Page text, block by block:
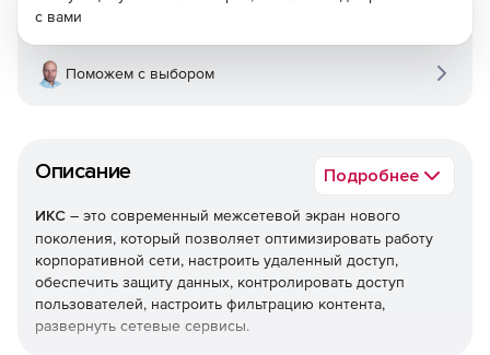
Описание Подробнее
ИКС – это современный межсетевой экран нового
поколения, который позволяет оптимизировать работу
корпоративной сети, настроить удаленный доступ,
обеспечить защиту данных, контролировать доступ
пользователей, настроить фильтрацию контента,
развернуть сетевые сервисы.
с вами
Поможем с выбором